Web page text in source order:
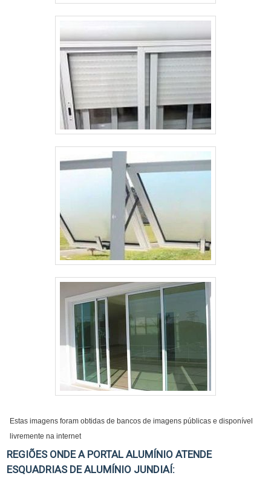
Estas imagens foram obtidas de bancos de imagens públicas e disponível
livremente na internet
REGIÕES ONDE A PORTAL ALUMÍNIO ATENDE
ESQUADRIAS DE ALUMÍNIO JUNDIAÍ: